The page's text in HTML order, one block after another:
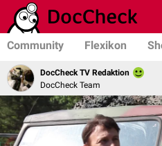
Community Flexikon
DocCheck TV Redaktion
DocCheck Team